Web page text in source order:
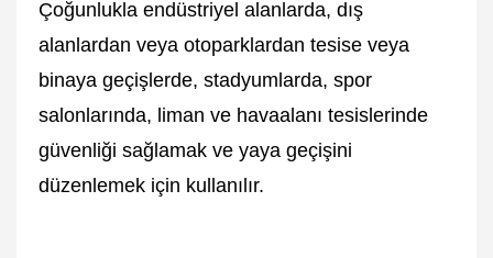
Çoğunlukla endüstriyel alanlarda, dış
alanlardan veya otoparklardan tesise veya
binaya geçişlerde, stadyumlarda, spor
salonlarında, liman ve havaalanı tesislerinde
güvenliği sağlamak ve yaya geçişini
düzenlemek için kullanılır.